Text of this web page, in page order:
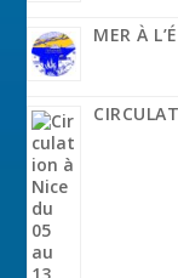
MER À